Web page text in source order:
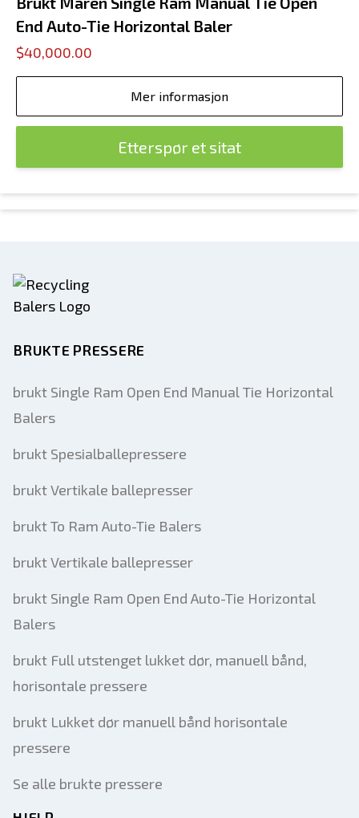
End Auto-Tie Horizontal Baler
$40,000.00
Mer informasjon
Etterspør et sitat
BRUKTE PRESSERE
brukt Single Ram Open End Manual Tie Horizontal
Balers
brukt Spesialballepressere
brukt Vertikale ballepresser
brukt To Ram Auto-Tie Balers
brukt Vertikale ballepresser
brukt Single Ram Open End Auto-Tie Horizontal
Balers
brukt Full utstenget lukket dør, manuell bånd,
horisontale pressere
brukt Lukket dør manuell bånd horisontale
pressere
Se alle brukte pressere